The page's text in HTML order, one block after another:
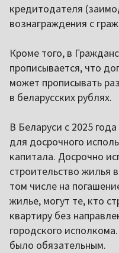
кредитодателя
вознаграждения с
Кроме того, в
прописывается, что
может прописывать
в беларусских рублях.
В Беларуси с 2025 года
для досрочного
капитала. Досрочно
строительство жилья
том числе на
жилье, могут те, кто
квартиру без
городского
было обязательным.